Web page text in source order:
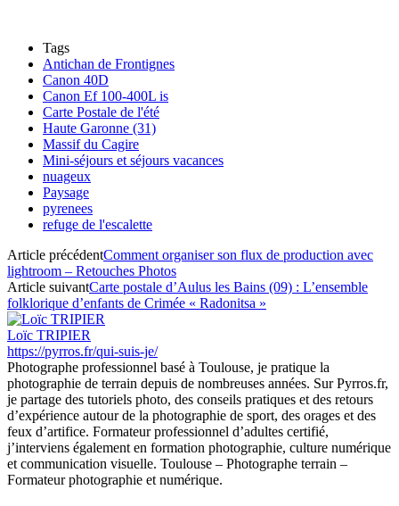
Tags
Antichan de Frontignes
Canon 40D
Canon Ef 100-400L is
Carte Postale de l'été
Haute Garonne (31)
Massif du Cagire
Mini-séjours et séjours vacances
nuageux
Paysage
pyrenees
refuge de l'escalette
Article précédentComment organiser son flux de production avec
lightroom – Retouches Photos
Article suivantCarte postale d’Aulus les Bains (09) : L’ensemble
folklorique d’enfants de Crimée « Radonitsa »
Loïc TRIPIER
https://pyrros.fr/qui-suis-je/
Photographe professionnel basé à Toulouse, je pratique la
photographie de terrain depuis de nombreuses années. Sur Pyrros.fr,
je partage des tutoriels photo, des conseils pratiques et des retours
d’expérience autour de la photographie de sport, des orages et des
feux d’artifice. Formateur professionnel d’adultes certifié,
j’interviens également en formation photographie, culture numérique
et communication visuelle. Toulouse – Photographe terrain –
Formateur photographie et numérique.